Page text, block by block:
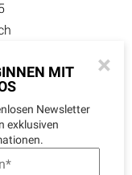
MIT
×
Newsletter
exklusiven